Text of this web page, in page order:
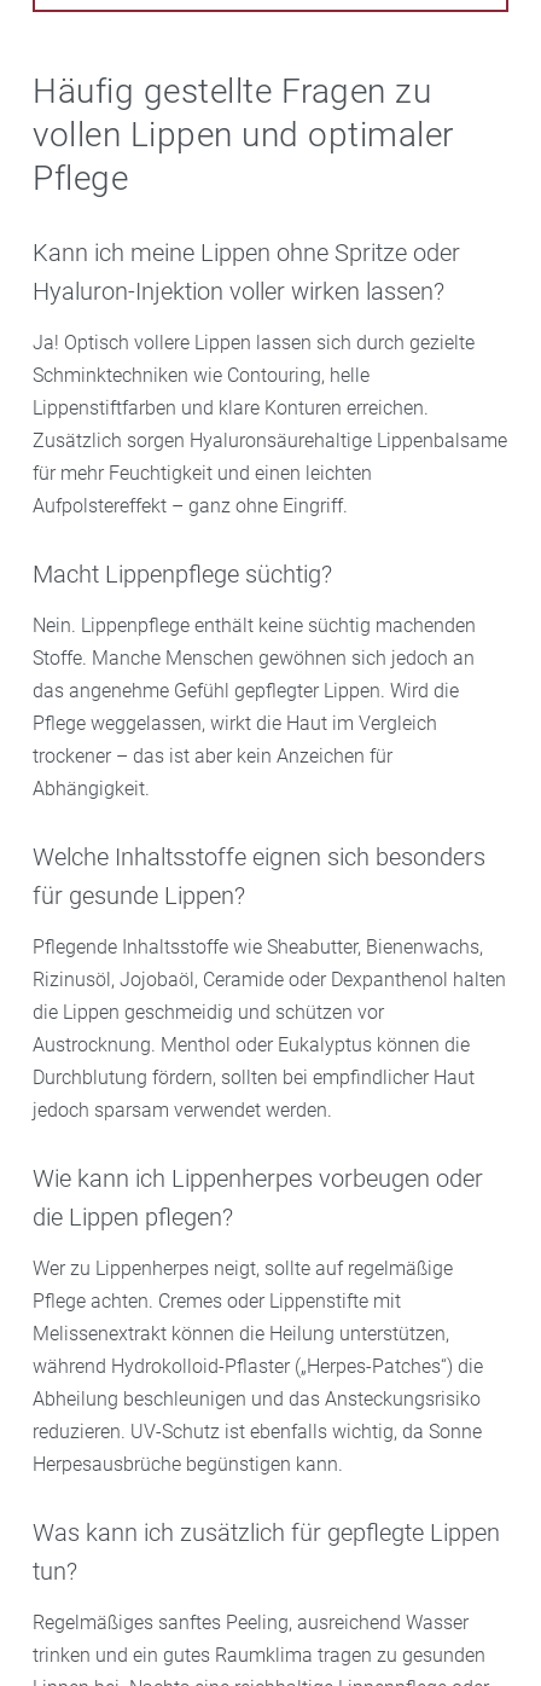
Häufig gestellte Fragen zu
vollen Lippen und optimaler
Pflege
Kann ich meine Lippen ohne Spritze oder
Hyaluron-Injektion voller wirken lassen?
Ja! Optisch vollere Lippen lassen sich durch gezielte
Schminktechniken wie Contouring, helle
Lippenstiftfarben und klare Konturen erreichen.
Zusätzlich sorgen Hyaluronsäurehaltige Lippenbalsame
für mehr Feuchtigkeit und einen leichten
Aufpolstereffekt – ganz ohne Eingriff.
Macht Lippenpflege süchtig?
Nein. Lippenpflege enthält keine süchtig machenden
Stoffe. Manche Menschen gewöhnen sich jedoch an
das angenehme Gefühl gepflegter Lippen. Wird die
Pflege weggelassen, wirkt die Haut im Vergleich
trockener – das ist aber kein Anzeichen für
Abhängigkeit.
Welche Inhaltsstoffe eignen sich besonders
für gesunde Lippen?
Pflegende Inhaltsstoffe wie Sheabutter, Bienenwachs,
Rizinusöl, Jojobaöl, Ceramide oder Dexpanthenol halten
die Lippen geschmeidig und schützen vor
Austrocknung. Menthol oder Eukalyptus können die
Durchblutung fördern, sollten bei empfindlicher Haut
jedoch sparsam verwendet werden.
Wie kann ich Lippenherpes vorbeugen oder
die Lippen pflegen?
Wer zu Lippenherpes neigt, sollte auf regelmäßige
Pflege achten. Cremes oder Lippenstifte mit
Melissenextrakt können die Heilung unterstützen,
während Hydrokolloid-Pflaster („Herpes-Patches“) die
Abheilung beschleunigen und das Ansteckungsrisiko
reduzieren. UV-Schutz ist ebenfalls wichtig, da Sonne
Herpesausbrüche begünstigen kann.
Was kann ich zusätzlich für gepflegte Lippen
tun?
Regelmäßiges sanftes Peeling, ausreichend Wasser
trinken und ein gutes Raumklima tragen zu gesunden